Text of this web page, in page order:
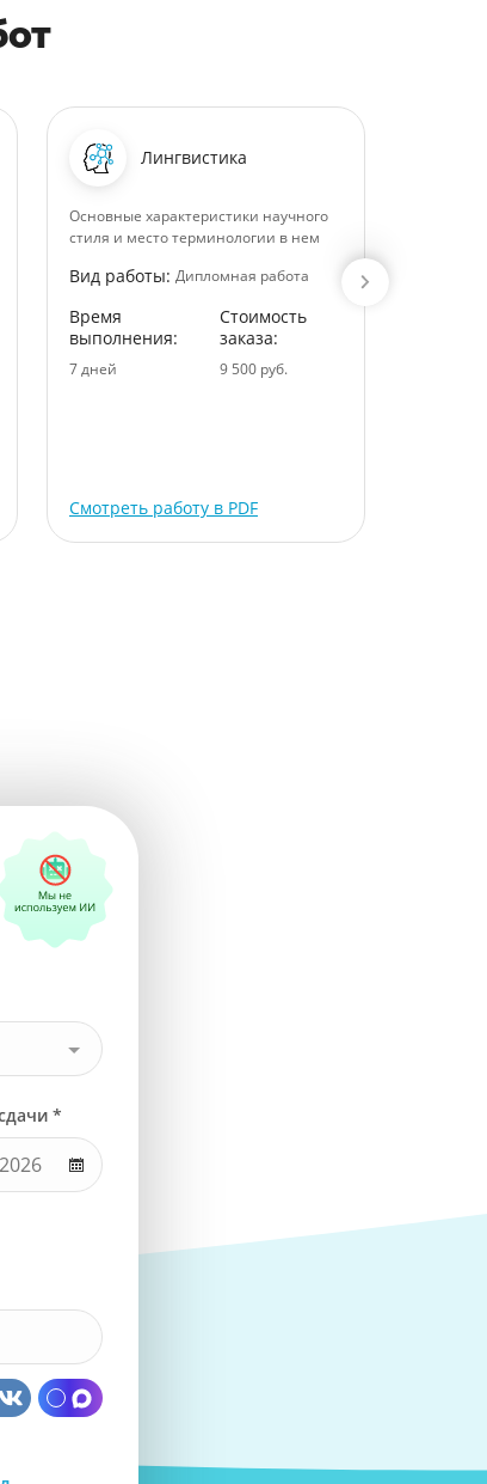
Лингвистика
Основные характеристики научного
стиля и место терминологии в нем
Вид работы: Дипломная работа
Время
выполнения:
7 дней
Стоимость
заказа:
9 500 руб.
Смотреть работу в PDF
*